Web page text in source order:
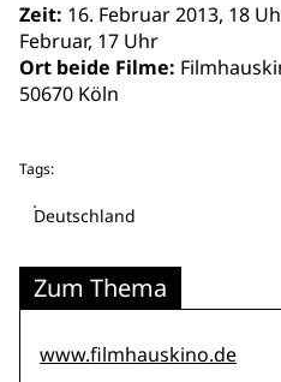
Zeit: 16. Februar 2013, 18
Februar, 17 Uhr
Ort beide Filme:
50670 Köln
Tags:
Deutschland
Zum Thema
www.filmhauskino.de